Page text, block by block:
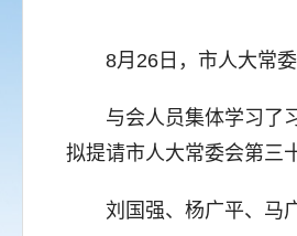
8月26日，市人大常委
与会人员集体学习了习
拟提请市人大常委会第三
刘国强、杨广平、马